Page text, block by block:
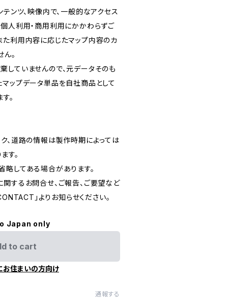
ンツ、映像内で、一般的なアクセス
人利用・商用利用にかかわらずご
た利用内容に応じたマップ内容のカ
。
していませんので、元データそのも
ップデータ単品を自社商品として
。
、道路の情報は製作時期によっては
す。
してある場合があります。
するお問合せ、ご報告、ご要望など
」よりお知らせください。
Japan only
to cart
お住まいの方向け
通報する